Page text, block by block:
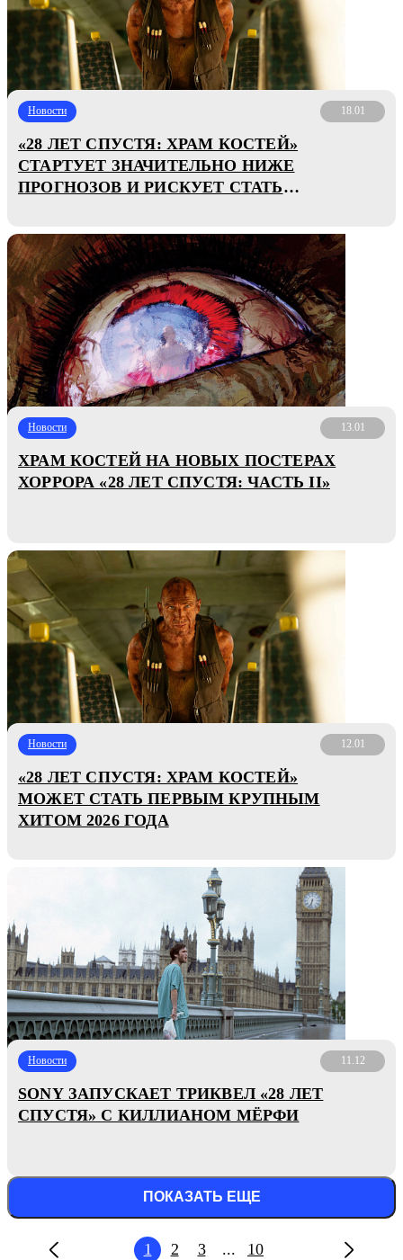
Новости 18.01
«28 ЛЕТ СПУСТЯ: ХРАМ КОСТЕЙ»
СТАРТУЕТ ЗНАЧИТЕЛЬНО НИЖЕ
ПРОГНОЗОВ И РИСКУЕТ СТАТЬ
Новости 13.01
ХРАМ КОСТЕЙ НА НОВЫХ ПОСТЕРАХ
ХОРРОРА «28 ЛЕТ СПУСТЯ: ЧАСТЬ II»
Новости 12.01
«28 ЛЕТ СПУСТЯ: ХРАМ КОСТЕЙ»
МОЖЕТ СТАТЬ ПЕРВЫМ КРУПНЫМ
ХИТОМ 2026 ГОДА
Новости 11.12
SONY ЗАПУСКАЕТ ТРИКВЕЛ «28 ЛЕТ
СПУСТЯ» С КИЛЛИАНОМ МЁРФИ
ПОКАЗАТЬ ЕЩЕ
1 2 3 ... 10